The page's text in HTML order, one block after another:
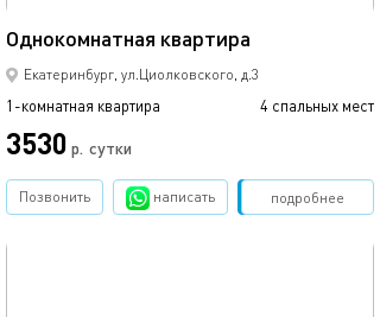
Однокомнатная квартира
Екатеринбург, ул.Циолковского, д.3
1-комнатная квартира 4 спальных мест
3530 р. сутки
подробнее
Позвонить написать Забронировать